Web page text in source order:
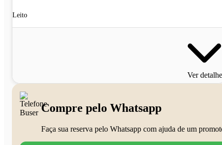
Leito
Ver
Compre pelo Whatsapp
Faça sua reserva pelo Whatsapp com ajuda de um